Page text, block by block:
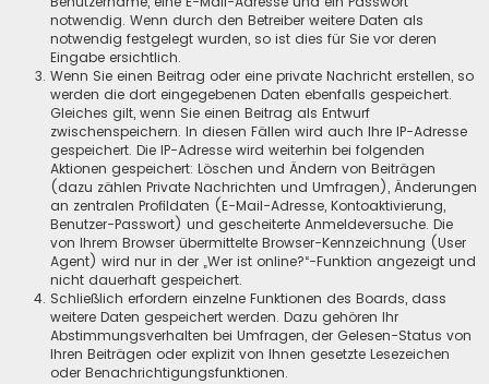
notwendig. Wenn durch den Betreiber weitere Daten als
notwendig festgelegt wurden, so ist dies für Sie vor deren
Eingabe ersichtlich.
Wenn Sie einen Beitrag oder eine private Nachricht erstellen, so
werden die dort eingegebenen Daten ebenfalls gespeichert.
Gleiches gilt, wenn Sie einen Beitrag als Entwurf
zwischenspeichern. In diesen Fällen wird auch Ihre IP-Adresse
gespeichert. Die IP-Adresse wird weiterhin bei folgenden
Aktionen gespeichert: Löschen und Ändern von Beiträgen
(dazu zählen Private Nachrichten und Umfragen), Änderungen
an zentralen Profildaten (E-Mail-Adresse, Kontoaktivierung,
Benutzer-Passwort) und gescheiterte Anmeldeversuche. Die
von Ihrem Browser übermittelte Browser-Kennzeichnung (User
Agent) wird nur in der „Wer ist online?“-Funktion angezeigt und
nicht dauerhaft gespeichert.
Schließlich erfordern einzelne Funktionen des Boards, dass
weitere Daten gespeichert werden. Dazu gehören Ihr
Abstimmungsverhalten bei Umfragen, der Gelesen-Status von
Ihren Beiträgen oder explizit von Ihnen gesetzte Lesezeichen
oder Benachrichtigungsfunktionen.